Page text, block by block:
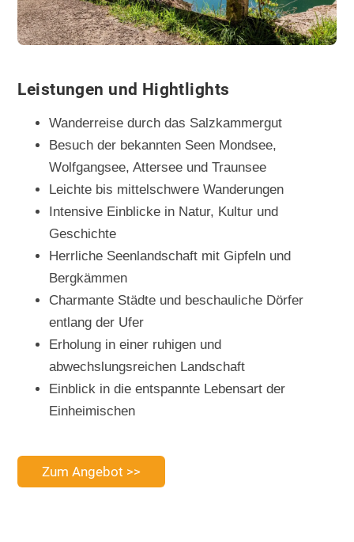
Leistungen und Hightlights
Wanderreise durch das Salzkammergut
Besuch der bekannten Seen Mondsee,
Wolfgangsee, Attersee und Traunsee
Leichte bis mittelschwere Wanderungen
Intensive Einblicke in Natur, Kultur und
Geschichte
Herrliche Seenlandschaft mit Gipfeln und
Bergkämmen
Charmante Städte und beschauliche Dörfer
entlang der Ufer
Erholung in einer ruhigen und
abwechslungsreichen Landschaft
Einblick in die entspannte Lebensart der
Einheimischen
Zum Angebot >>